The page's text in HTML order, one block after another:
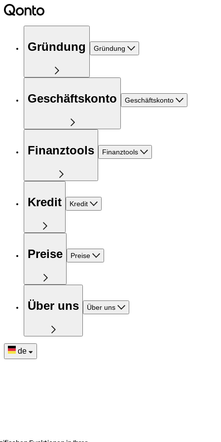
Gründung Gründung
Geschäftskonto Geschäftskonto
Finanztools Finanztools
Kredit Kredit
Preise Preise
Über uns Über uns
de